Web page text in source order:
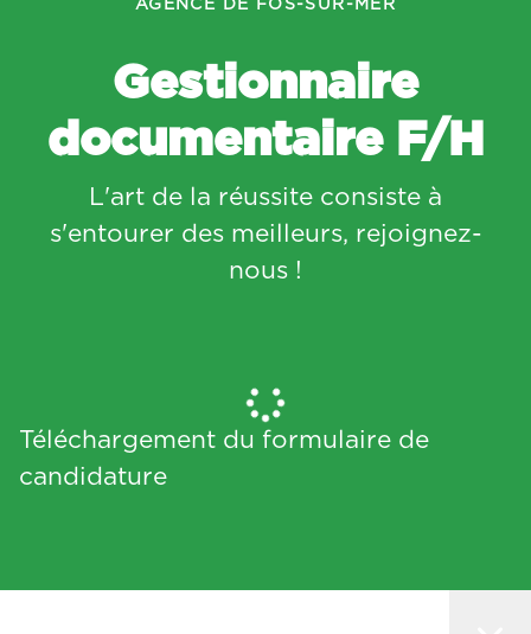
AGENCE DE FOS-SUR-MER
Gestionnaire
documentaire F/H
L'art de la réussite consiste à
s'entourer des meilleurs, rejoignez-
nous !
Téléchargement du formulaire de
candidature